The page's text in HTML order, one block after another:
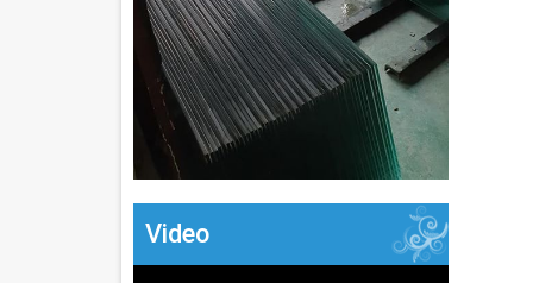
Video